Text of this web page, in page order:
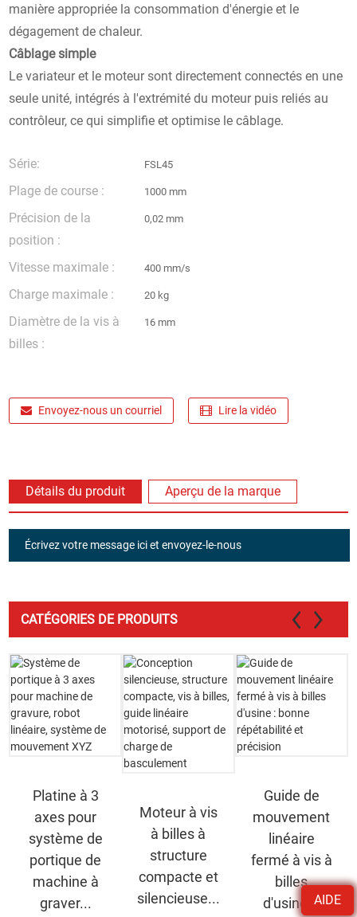
AIDE
manière appropriée la consommation d'énergie et le
dégagement de chaleur.
Câblage simple
Le variateur et le moteur sont directement connectés en une
seule unité, intégrés à l'extrémité du moteur puis reliés au
contrôleur, ce qui simplifie et optimise le câblage.
Série: FSL45
Plage de course : 1000 mm
Précision de la
position :
0,02 mm
Vitesse maximale : 400 mm/s
Charge maximale : 20 kg
Diamètre de la vis à
billes :
16 mm
Envoyez-nous un courriel Lire la vidéo
Détails du produit Aperçu de la marque
Écrivez votre message ici et envoyez-le-nous
CATÉGORIES DE PRODUITS
Platine à 3
axes pour
système de
portique de
machine à
graver...
Moteur à vis
à billes à
structure
compacte et
silencieuse...
Guide de
mouvement
linéaire
fermé à vis à
billes
d'usine...